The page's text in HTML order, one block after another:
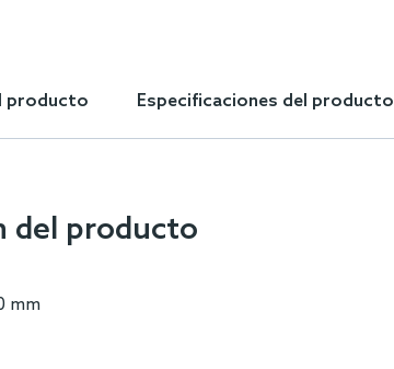
producto Especificaciones del producto
del producto
mm